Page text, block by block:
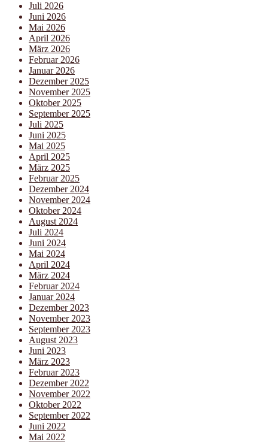
Juli 2026
Juni 2026
Mai 2026
April 2026
März 2026
Februar 2026
Januar 2026
Dezember 2025
November 2025
Oktober 2025
September 2025
Juli 2025
Juni 2025
Mai 2025
April 2025
März 2025
Februar 2025
Dezember 2024
November 2024
Oktober 2024
August 2024
Juli 2024
Juni 2024
Mai 2024
April 2024
März 2024
Februar 2024
Januar 2024
Dezember 2023
November 2023
September 2023
August 2023
Juni 2023
März 2023
Februar 2023
Dezember 2022
November 2022
Oktober 2022
September 2022
Juni 2022
Mai 2022